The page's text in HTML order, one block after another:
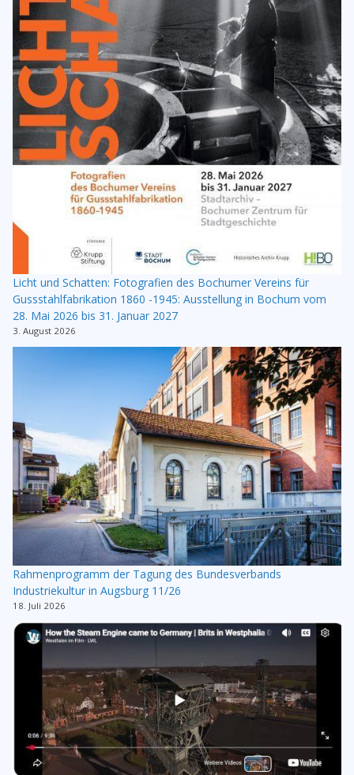
Licht und Schatten: Fotografien des Bochumer Vereins für
Gussstahlfabrikation 1860 -1945: Ausstellung in Bochum vom
28. Mai 2026 bis 31. Januar 2027
3. August 2026
Rahmenprogramm der Tagung des Bundesverbands
Industriekultur in Augsburg 11/26
18. Juli 2026